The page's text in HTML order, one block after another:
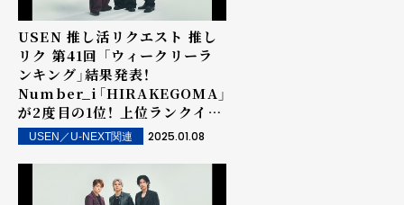
USEN 推し活リクエスト 推し
リク 第41回 「ウィークリーラ
ンキング」結果発表！
Number_i「HIRAKEGOMA」
が2度目の1位！ 上位ランクイン
楽曲は街中・店内で配信！
USEN／U-NEXT関連 2025.01.08